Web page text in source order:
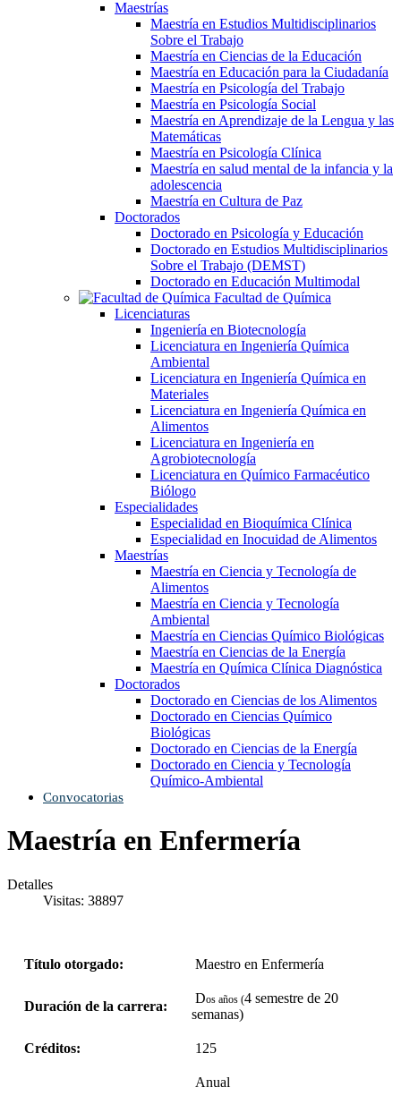
Maestrías
Maestría en Estudios Multidisciplinarios
Sobre el Trabajo
Maestría en Ciencias de la Educación
Maestría en Educación para la Ciudadanía
Maestría en Psicología del Trabajo
Maestría en Psicología Social
Maestría en Aprendizaje de la Lengua y las
Matemáticas
Maestría en Psicología Clínica
Maestría en salud mental de la infancia y la
adolescencia
Maestría en Cultura de Paz
Doctorados
Doctorado en Psicología y Educación
Doctorado en Estudios Multidisciplinarios
Sobre el Trabajo (DEMST)
Doctorado en Educación Multimodal
Facultad de Química
Licenciaturas
Ingeniería en Biotecnología
Licenciatura en Ingeniería Química
Ambiental
Licenciatura en Ingeniería Química en
Materiales
Licenciatura en Ingeniería Química en
Alimentos
Licenciatura en Ingeniería en
Agrobiotecnología
Licenciatura en Químico Farmacéutico
Biólogo
Especialidades
Especialidad en Bioquímica Clínica
Especialidad en Inocuidad de Alimentos
Maestrías
Maestría en Ciencia y Tecnología de
Alimentos
Maestría en Ciencia y Tecnología
Ambiental
Maestría en Ciencias Químico Biológicas
Maestría en Ciencias de la Energía
Maestría en Química Clínica Diagnóstica
Doctorados
Doctorado en Ciencias de los Alimentos
Doctorado en Ciencias Químico
Biológicas
Doctorado en Ciencias de la Energía
Doctorado en Ciencia y Tecnología
Químico-Ambiental
Convocatorias
Maestría en Enfermería
Detalles
Visitas: 38897
Título otorgado: Maestro en Enfermería
Duración de la carrera:
Dos años (4 semestre de 20
semanas)
Créditos: 125
Anual